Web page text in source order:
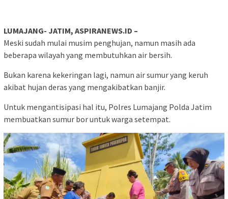
LUMAJANG- JATIM, ASPIRANEWS.ID –
Meski sudah mulai musim penghujan, namun masih ada
beberapa wilayah yang membutuhkan air bersih.
Bukan karena kekeringan lagi, namun air sumur yang keruh
akibat hujan deras yang mengakibatkan banjir.
Untuk mengantisipasi hal itu, Polres Lumajang Polda Jatim
membuatkan sumur bor untuk warga setempat.